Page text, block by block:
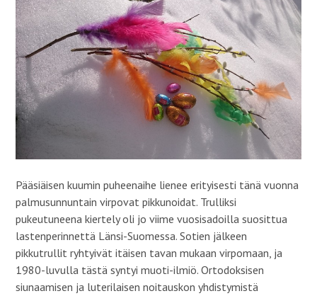
Pääsiäisen kuumin puheenaihe lienee erityisesti tänä vuonna
palmusunnuntain virpovat pikkunoidat. Trulliksi
pukeutuneena kiertely oli jo viime vuosisadoilla suosittua
lastenperinnettä Länsi-Suomessa. Sotien jälkeen
pikkutrullit ryhtyivät itäisen tavan mukaan virpomaan, ja
1980-luvulla tästä syntyi muoti-ilmiö. Ortodoksisen
siunaamisen ja luterilaisen noitauskon yhdistymistä